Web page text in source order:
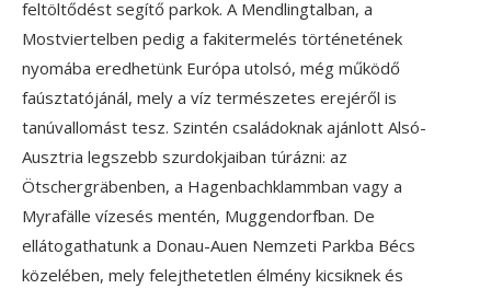
feltöltődést segítő parkok. A Mendlingtalban, a
Mostviertelben pedig a fakitermelés történetének
nyomába eredhetünk Európa utolsó, még működő
faúsztatójánál, mely a víz természetes erejéről is
tanúvallomást tesz. Szintén családoknak ajánlott Alsó-
Ausztria legszebb szurdokjaiban túrázni: az
Ötschergräbenben, a Hagenbachklammban vagy a
Myrafälle vízesés mentén, Muggendorfban. De
ellátogathatunk a Donau-Auen Nemzeti Parkba Bécs
közelében, mely felejthetetlen élmény kicsiknek és